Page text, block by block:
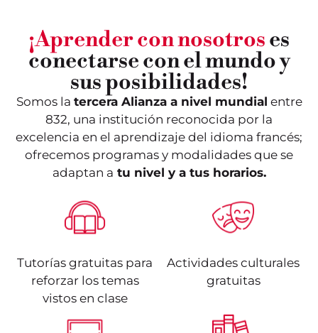
¡Aprender con nosotroses
conectarse con el mundo y
sus posibilidades!
Somos la tercera Alianza a nivel mundial entre
832, una institución reconocida por la
excelencia en el aprendizaje del idioma francés;
ofrecemos programas y modalidades que se
adaptan a tu nivel y a tus horarios.
Tutorías gratuitas para
reforzar los temas
vistos en clase
Actividades culturales
gratuitas